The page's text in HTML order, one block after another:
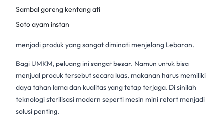
Sambal goreng kentang ati
Soto ayam instan
menjadi produk yang sangat diminati menjelang Lebaran.
Bagi UMKM, peluang ini sangat besar. Namun untuk bisa
menjual produk tersebut secara luas, makanan harus memiliki
daya tahan lama dan kualitas yang tetap terjaga. Di sinilah
teknologi sterilisasi modern seperti mesin mini retort menjadi
solusi penting.